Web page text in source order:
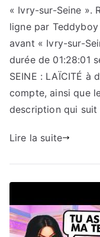
« Ivry-sur-Seine ».
ligne par
avant « Ivry-sur-
durée de 01:28:01
SEINE : LAÏCITÉ à
compte, ainsi que
description qui
Lire la suite